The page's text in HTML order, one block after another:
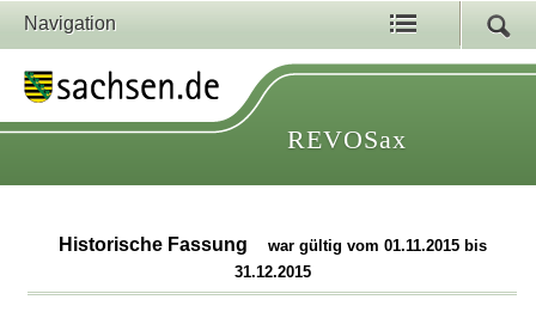
Navigation
REVOSax
Historische Fassung
war gültig vom 01.11.2015 bis
31.12.2015